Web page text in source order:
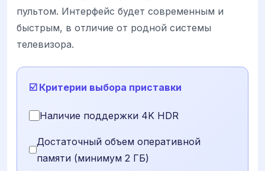
пультом. Интерфейс будет современным и
быстрым, в отличие от родной системы
телевизора.
☑️ Критерии выбора приставки
Наличие поддержки 4K HDR
Достаточный объем оперативной
памяти (минимум 2 ГБ)